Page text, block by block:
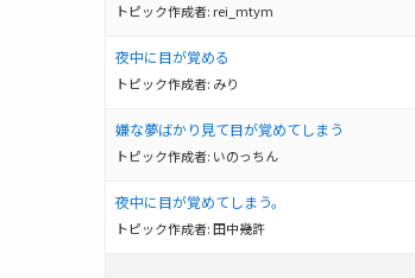
トピック作成者: rei_mtym
夜中に目が覚める
トピック作成者: みり
嫌な夢ばかり見て目が覚めてしまう
トピック作成者: いのっちん
夜中に目が覚めてしまう。
トピック作成者:田中幾許